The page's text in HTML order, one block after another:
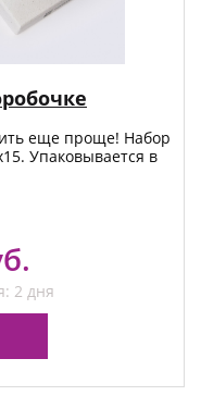
еще проще! Набор
Упаковывается в
2 дня